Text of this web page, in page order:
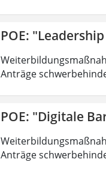
POE:
Anträge
POE: "Digitale
Anträge